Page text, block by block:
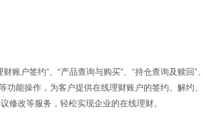
账户签约”、“产品查询与购买”、“持仓查询及赎回”
等功能操作，为客户提供在线理财账户的签约、解约
修改等服务，轻松实现企业的在线理财。